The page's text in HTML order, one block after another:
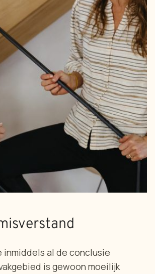
inmiddels al de conclusie
is gewoon moeilijk